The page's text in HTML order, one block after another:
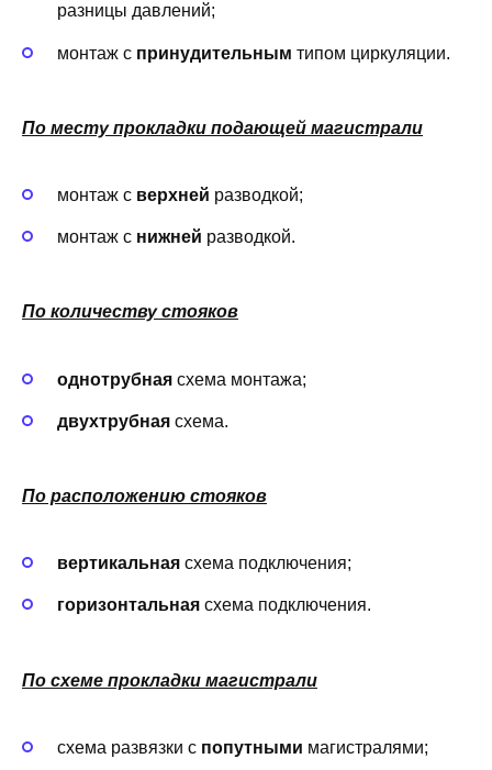
разницы давлений;
монтаж с принудительным типом циркуляции.
По месту прокладки подающей магистрали
монтаж с верхней разводкой;
монтаж с нижней разводкой.
По количеству стояков
однотрубная схема монтажа;
двухтрубная схема.
По расположению стояков
вертикальная схема подключения;
горизонтальная схема подключения.
По схеме прокладки магистрали
схема развязки с попутными магистралями;